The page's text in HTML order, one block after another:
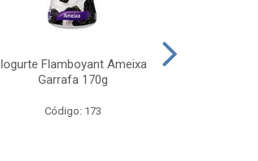
Iogurte Flamboyant Ameixa
Garrafa 170g
Código: 173